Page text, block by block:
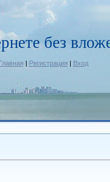
без
Главная | Регистрация | Вход